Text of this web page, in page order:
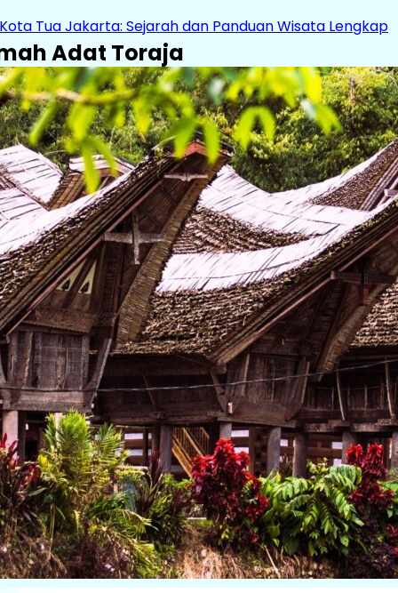
Tua Jakarta: Sejarah dan Panduan Wisata Lengkap
Adat Toraja